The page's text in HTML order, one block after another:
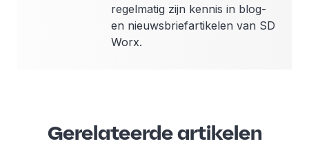
regelmatig zijn kennis in blog-
en nieuwsbriefartikelen van SD
Worx.
Gerelateerde artikelen